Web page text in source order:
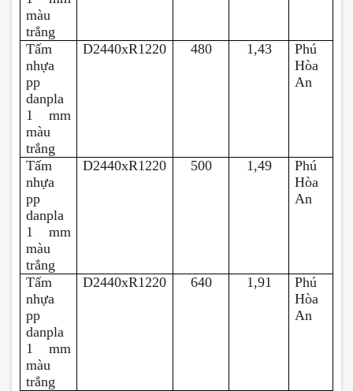
màu
trắng
Tấm
nhựa
pp
danpla
1 mm
màu
trắng
D2440xR1220 480 1,43
Phú
Hòa
An
Tấm
nhựa
pp
danpla
1 mm
màu
trắng
D2440xR1220 500 1,49
Phú
Hòa
An
Tấm
nhựa
pp
danpla
1 mm
màu
trắng
D2440xR1220 640 1,91
Phú
Hòa
An